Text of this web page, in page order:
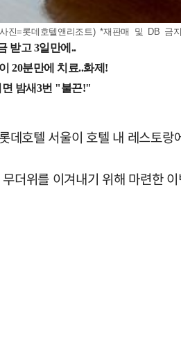
진=롯데호텔앤리조트) *재판매 및 DB 금지
데호텔 서울이 호텔 내 레스토
더위를 이겨내기 위해 마련한